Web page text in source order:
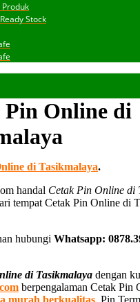
Produk
Stock
Pin Online di
di Tasikmalaya.
handal Cetak Pin Online di
tempat Cetak Pin Online di
hubungi Whatsapp:
di Tasikmalaya dengan
berpengalaman Cetak Pin
murah berkualitas . Pin